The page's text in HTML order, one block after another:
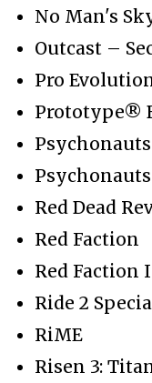
No Man's
Outcast –
Pro
Prototype®
Psychonauts
Red Dead
Red Faction
Red Faction
Ride 2
RiME
Risen 3: